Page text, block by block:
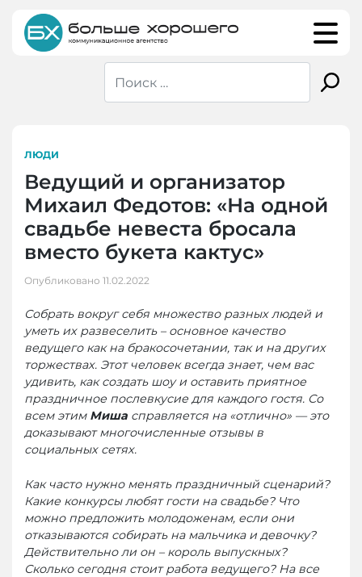
content
ЛЮДИ
Ведущий и организатор
Михаил Федотов: «На одной
свадьбе невеста бросала
вместо букета кактус»
Опубликовано 11.02.2022
Собрать вокруг себя множество разных людей и
уметь их развеселить – основное качество
ведущего как на бракосочетании, так и на других
торжествах. Этот человек всегда знает, чем вас
удивить, как создать шоу и оставить приятное
праздничное послевкусие для каждого гостя. Со
всем этим Миша справляется на «отлично» — это
доказывают многочисленные отзывы в
социальных сетях.
Как часто нужно менять праздничный сценарий?
Какие конкурсы любят гости на свадьбе? Что
можно предложить молодоженам, если они
отказываются собирать на мальчика и девочку?
Действительно ли он – король выпускных?
Сколько сегодня стоит работа ведущего? На все